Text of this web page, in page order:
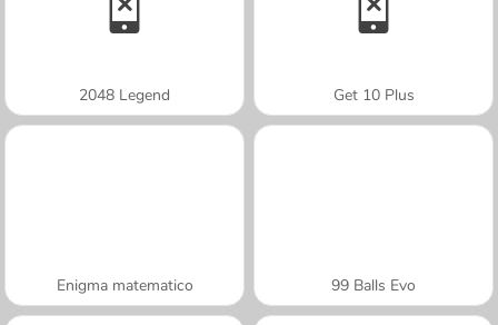
2048 Legend Get 10 Plus
Enigma matematico 99 Balls Evo